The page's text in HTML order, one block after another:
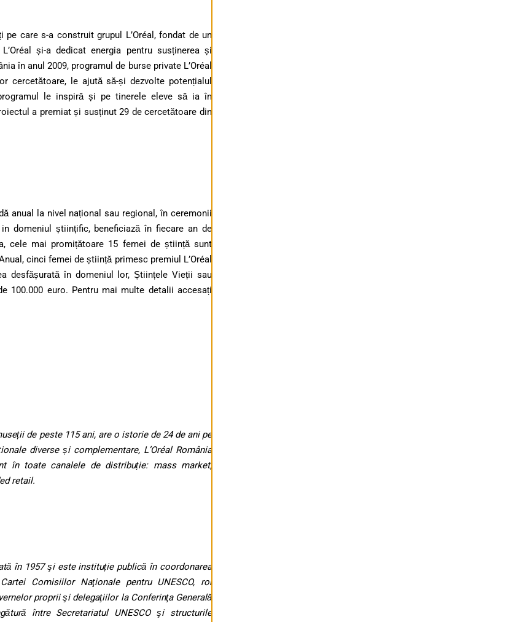
care s-a construit grupul L’Oréal, fondat de un
și-a dedicat energia pentru susținerea și
în anul 2009, programul de burse private L’Oréal
cercetătoare, le ajută să-și dezvolte potențialul
le inspiră și pe tinerele eleve să ia în
a premiat și susținut 29 de cercetătoare din
anual la nivel național sau regional, în ceremonii
domeniul științific, beneficiază în fiecare an de
cele mai promițătoare 15 femei de știință sunt
cinci femei de știință primesc premiul L’Oréal
desfășurată în domeniul lor, Științele Vieții sau
100.000 euro. Pentru mai multe detalii accesați
de peste 115 ani, are o istorie de 24 de ani pe
diverse și complementare, L’Oréal România
în toate canalele de distribuție: mass market,
retail.
în 1957 şi este instituție publică în coordonarea
Comisiilor Naţionale pentru UNESCO, rol
proprii şi delegaţiilor la Conferinţa Generală
între Secretariatul UNESCO şi structurile